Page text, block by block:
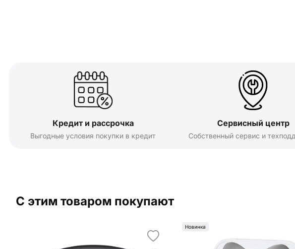
Кредит и рассрочка
Выгодные условия покупки в кредит
Сервисный центр
Собственный сервис и
С этим товаром покупают
Новинка